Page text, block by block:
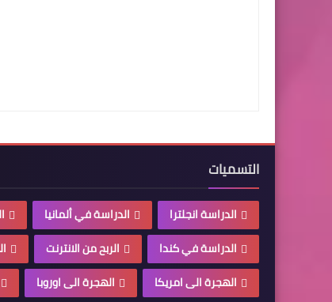
التسميات
الدراسة انجلترا الدراسة في ألمانيا
الدراسة في كندا
الربح من الانترنت
الهجرة الى امريكا
الهجرة الى اوروبا